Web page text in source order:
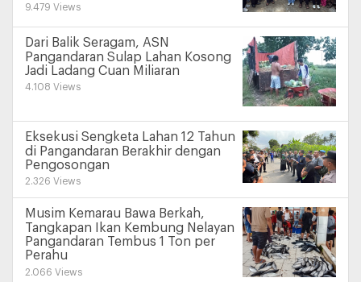
9.479 Views
Dari Balik Seragam, ASN
Pangandaran Sulap Lahan Kosong
Jadi Ladang Cuan Miliaran
4.108 Views
Eksekusi Sengketa Lahan 12 Tahun
di Pangandaran Berakhir dengan
Pengosongan
2.326 Views
Musim Kemarau Bawa Berkah,
Tangkapan Ikan Kembung Nelayan
Pangandaran Tembus 1 Ton per
Perahu
2.066 Views